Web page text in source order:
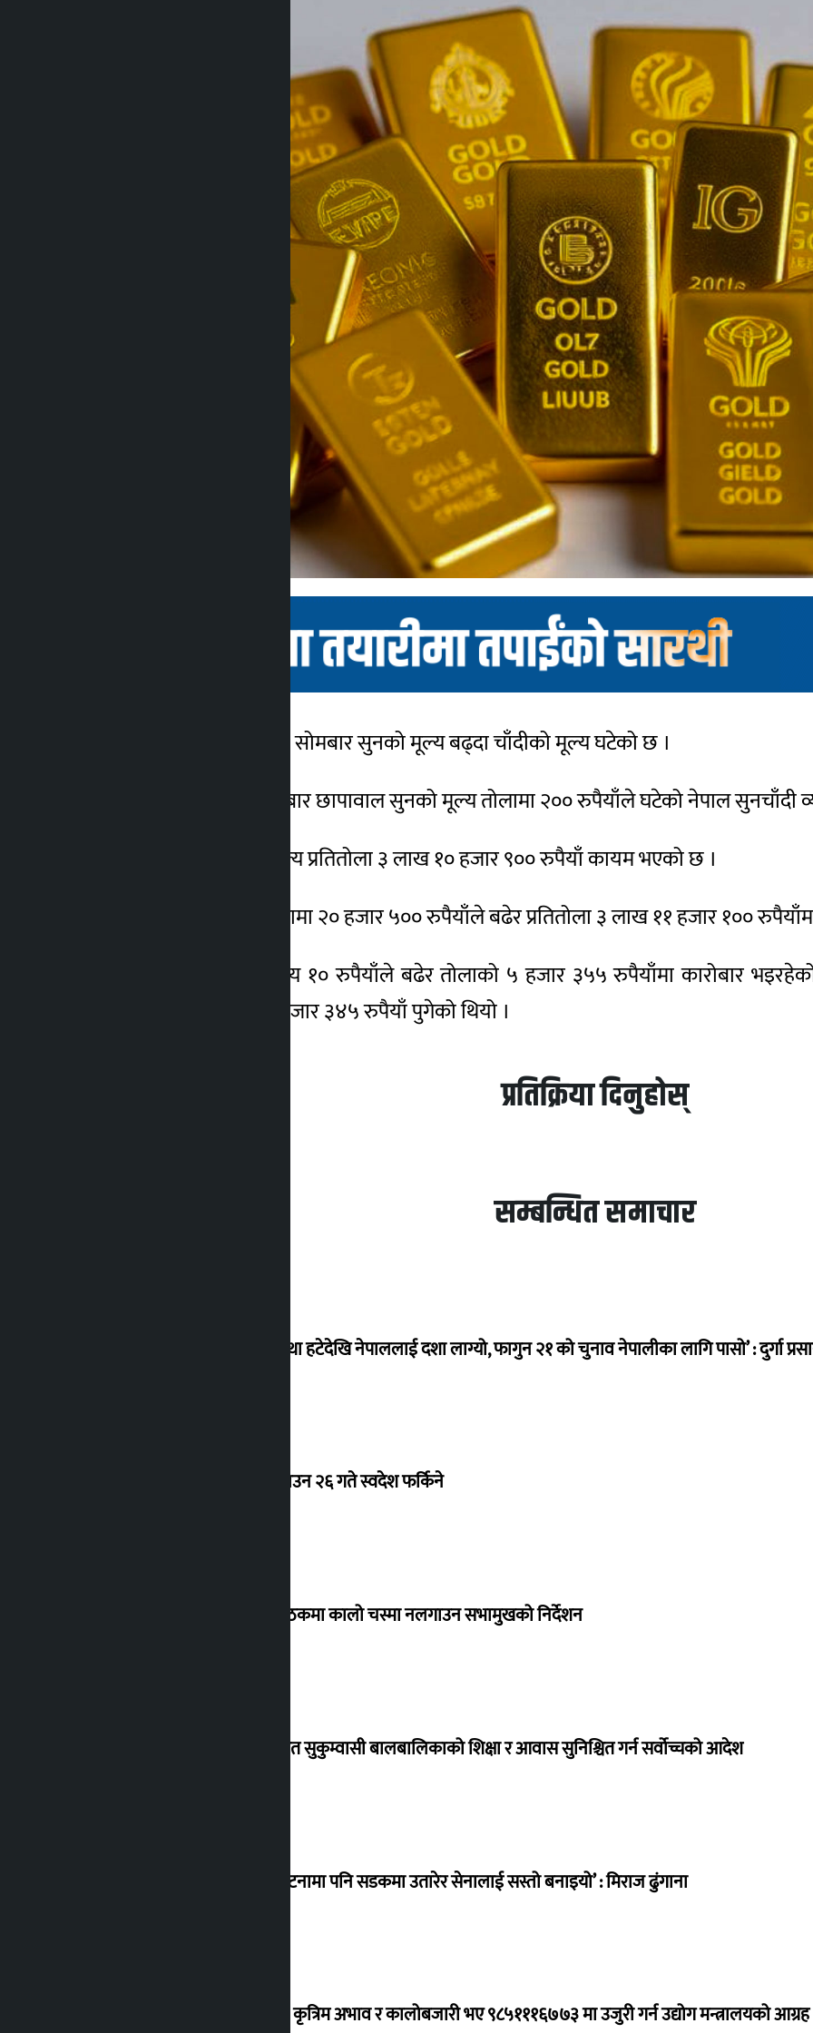
काठमाडौं । नेपाली बजारमा सोमबार सुनको मूल्य बढ्दा चाँदीको मूल्य घटेको छ ।
आइतबारको तुलनामा सोमबार छापावाल सुनको मूल्य तोलामा २०० रुपैयाँले घटेको नेपाल
योसँगै आइतबार सुनको मूल्य प्रतितोला ३ लाख १० हजार ९०० रुपैयाँ कायम भएको छ ।
आइतबार सुनको मूल्य तोलामा २० हजार ५०० रुपैयाँले बढेर प्रतितोला ३ लाख ११ हजार १००
यस्तै, सोमबार चाँदीको मूल्य १० रुपैयाँले बढेर तोलाको ५ हजार ३५५ रुपैयाँमा कारोबार
रुपैयाँले बढेर प्रतितोला ५ हजार ३४५ रुपैयाँ पुगेको थियो ।
प्रतिक्रिया दिनुहोस्
सम्बन्धित समाचार
‘राजसंस्था हटेदेखि नेपाललाई दशा लाग्यो, फागुन २१ को चुनाव नेपालीका लागि पासो’ : दुर्गा
देउवा साउन २६ गते स्वदेश फर्किने
संसद् बैठकमा कालो चस्मा नलगाउन सभामुखको निर्देशन
विस्थापित सुकुम्वासी बालबालिकाको शिक्षा र आवास सुनिश्चित गर्न सर्वोच्चको आदेश
‘सानो घटनामा पनि सडकमा उतारेर सेनालाई सस्तो बनाइयो’ : मिराज ढुंगाना
ग्यासको कृत्रिम अभाव र कालोबजारी भए ९८५१११६७७३ मा उजुरी गर्न उद्योग मन्त्रालयको आग्रह